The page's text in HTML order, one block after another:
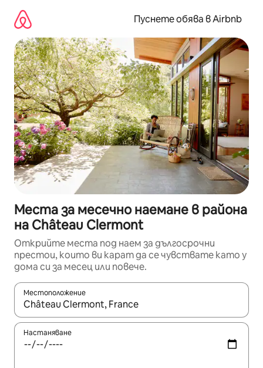
съдържанието
Пуснете обява в Airbnb
Места за месечно наемане в района
на Château Clermont
Открийте места под наем за дългосрочни
престои, които ви карат да се чувствате като у
дома си за месец или повече.
Местоположение
Когато резултатите се покажат, използвайте
Настаняване